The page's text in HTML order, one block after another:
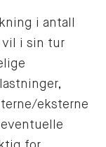
i antall
vil i sin tur
eksterne